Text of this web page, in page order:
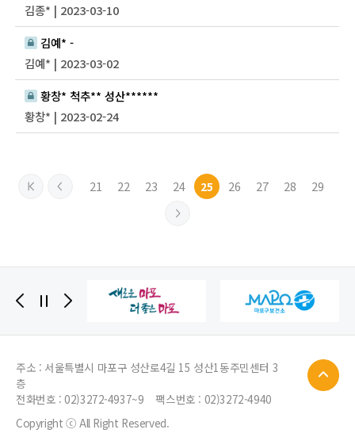
김종* | 2023-03-10
김예* -
김예* | 2023-03-02
황창* 척추** 성산******
황창* | 2023-02-24
21 22 23 24 25 26 27 28 29
주소 : 서울특별시 마포구 성산로4길 15 성산1동주민센터 3
층
전화번호 :02)3272-4937~9
팩스번호 : 02)3272-4940
Copyright ⓒ All Right Reserved.